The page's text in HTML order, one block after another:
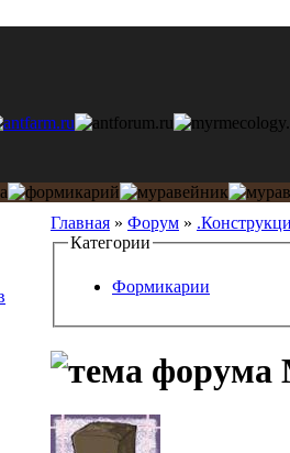
Главная » Форум »
Категории
Формикарии